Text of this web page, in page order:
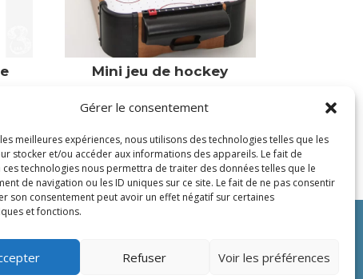
Gérer le consentement
meilleures expériences, nous utilisons des technologies telles que les
stocker et/ou accéder aux informations des appareils. Le fait de
ces technologies nous permettra de traiter des données telles que le
de navigation ou les ID uniques sur ce site. Le fait de ne pas consentir
son consentement peut avoir un effet négatif sur certaines
et fonctions.
Refuser Voir les préférences
Mini jeu de hockey
Victime de son succès
CGV Contact